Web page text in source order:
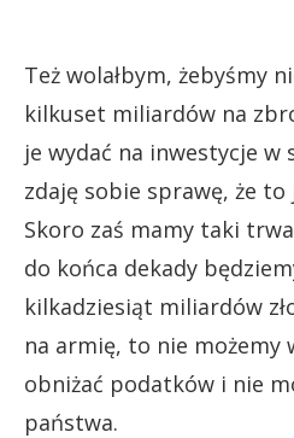
Też wolałbym, żebyśmy
kilkuset miliardów na
je wydać na inwestycje w
zdaję sobie sprawę, że
Skoro zaś mamy taki
do końca dekady
kilkadziesiąt miliardów
na armię, to nie możemy
obniżać podatków i nie
państwa.